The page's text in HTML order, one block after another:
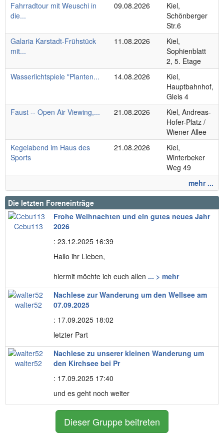
Fahrradtour mit Weuschi in
die...
09.08.2026
Kiel,
Schönberger
Str.6
Galaria Karstadt-Frühstück
mit...
11.08.2026
Kiel,
Sophienblatt
2, 5. Etage
Wasserlichtspiele "Planten...
14.08.2026
Kiel,
Hauptbahnhof,
Gleis 4
Faust -- Open Air Viewing,...
21.08.2026
Kiel, Andreas-
Hofer-Platz /
Wiener Allee
Kegelabend im Haus des
Sports
21.08.2026
Kiel,
Winterbeker
Weg 49
mehr ...
Die letzten Foreneinträge
Cebu113
Frohe Weihnachten und ein gutes neues Jahr
2026
: 23.12.2025 16:39
Hallo ihr Lieben,
hiermit möchte ich euch allen ... > mehr
walter52
Nachlese zur Wanderung um den Wellsee am
07.09.2025
: 17.09.2025 18:02
letzter Part
walter52
Nachlese zu unserer kleinen Wanderung um
den Kirchsee bei Pr
: 17.09.2025 17:40
und es geht noch weiter
Dieser Gruppe beitreten